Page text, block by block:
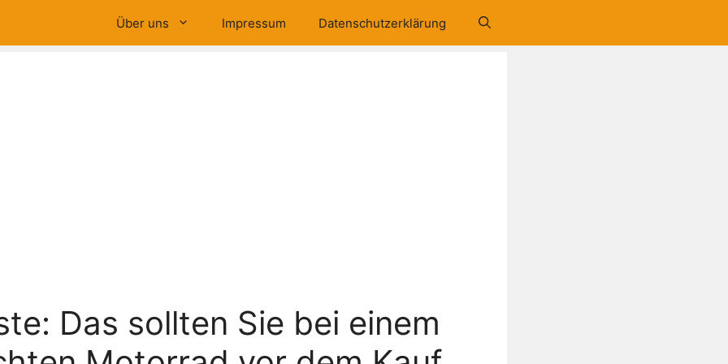
Über uns Impressum Datenschutzerklärung
Das sollten Sie bei einem